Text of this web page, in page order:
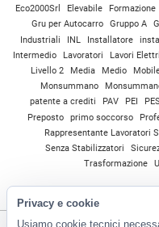
Eco2000Srl
Elevabile Formazione
Gru per Autocarro
Gruppo A
Industriali
INL Installatore
Intermedio
Lavoratori Lavori
Livello 2
Media Medio
Monsummano
patente a crediti
PAV PEI PES
Preposto
primo soccorso
Rappresentante Lavoratori
Senza Stabilizzatori
Trasformazione
Privacy e cookie
Usiamo cookie tecnici